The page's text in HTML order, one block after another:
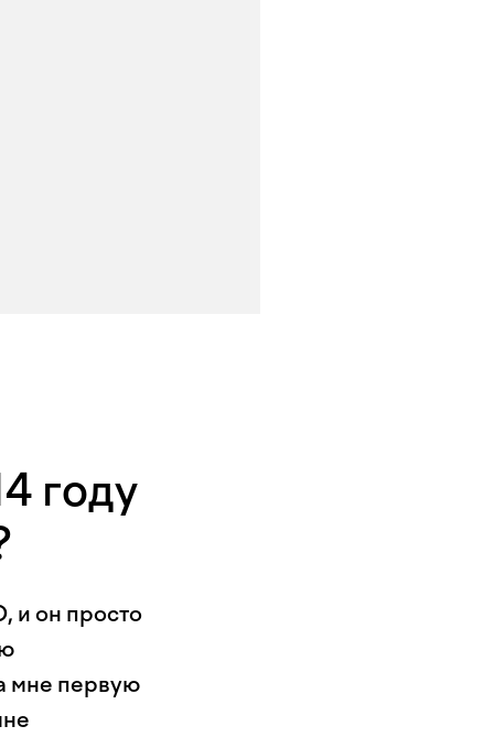
году
и он просто
мне первую